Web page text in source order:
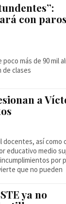
con paros
más de 90 mil
de clases
a
docentes, así como
educativo medio
por
que no pueden
ya no